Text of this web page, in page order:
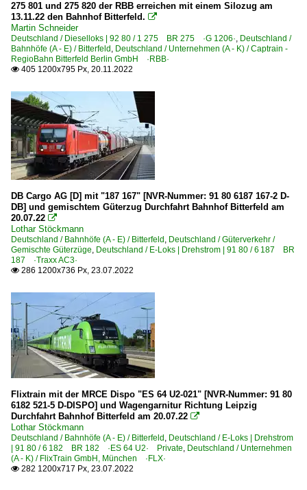
Unternehmen (A - K)
Abellio Rail Mitteldeutschland GmbH ·ABRM·
Alstom Transport Deutschland GmbH ·AMS·ALS·ALHB·
ArcelorMittal Eisenhüttenstadt Transport GmbH ·EKO·
Bayerische Cargobahn GmbH ·BCB·
Captrain - Hörseltalbahn GmbH, Eisenach ·HTB·
Captrain - ITL Eisenbahngesellschaft mbH, Dresden
Captrain - RegioBahn Bitterfeld Berlin GmbH ·RBB·
Captrain Deutschland GmbH ·CTD· ab 01.2010
CFL Cargo Deutschland GmbH
CTHS Container Terminal Halle Saale
DB AutoZug GmbH, Dortmund
DB Bahnbau Gruppe GmbH, Berlin ·DBG·
Deutsche Bahn Gleisbau GmbH ·DBG·
Deutsche Gleis- und Tiefbau GmbH ·DGT·
EBM Cargo GmbH
Eisenbahn Logistik Leipzig GmbH ·ELL·
Eisenbahnen und Verkehrsbetriebe Elbe-Weser GmbH,
Eisenbahngesellschaft Potsdam ·EGP·
ERS Railways GmbH, Hamburg ·DB·
275 801 und 275 820 der RBB erreichen mit einem Silozug am
13.11.22 den Bahnhof Bitterfeld. 
Martin Schneider
Deutschland / Dieselloks | 92 80 / 1 275 BR 275 ·G 1206·, Deutschland /
Bahnhöfe (A - E) / Bitterfeld , Deutschland / Unternehmen (A - K) / Captrain -
RegioBahn Bitterfeld Berlin GmbH ·RBB·
 405 1200x795 Px, 20.11.2022
DB Cargo AG [D] mit "187 167" [NVR-Nummer: 91 80 6187 167-2 D-
DB] und gemischtem Güterzug Durchfahrt Bahnhof Bitterfeld am
20.07.22 
Lothar Stöckmann
Deutschland / Bahnhöfe (A - E) / Bitterfeld , Deutschland / Güterverkehr /
Gemischte Güterzüge, Deutschland / E-Loks | Drehstrom | 91 80 / 6 187 BR
187 ·Traxx AC3·
 286 1200x736 Px, 23.07.2022
Flixtrain mit der MRCE Dispo "ES 64 U2-021" [NVR-Nummer: 91 80
6182 521-5 D-DISPO] und Wagengarnitur Richtung Leipzig
Durchfahrt Bahnhof Bitterfeld am 20.07.22 
Lothar Stöckmann
Deutschland / Bahnhöfe (A - E) / Bitterfeld , Deutschland / E-Loks | Drehstrom
| 91 80 / 6 182 BR 182 ·ES 64 U2· Private, Deutschland / Unternehmen
(A - K) / FlixTrain GmbH, München ·FLX·
 282 1200x717 Px, 23.07.2022